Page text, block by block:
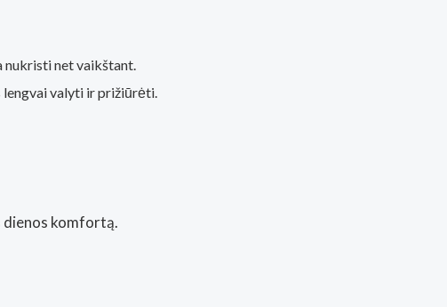
nukristi net vaikštant.
lengvai valyti ir prižiūrėti.
dienos komfortą.